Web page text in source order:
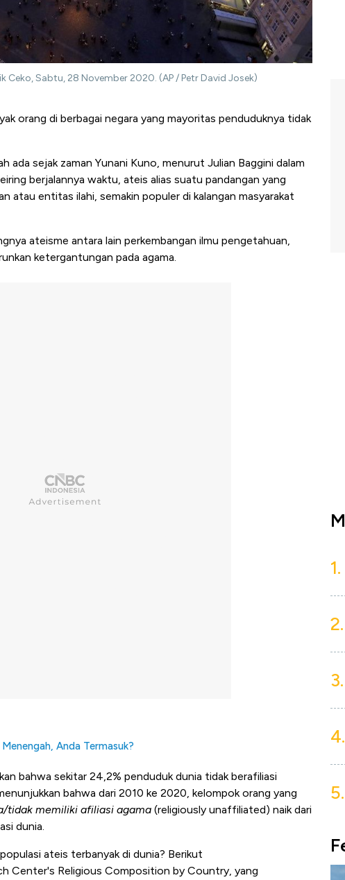
Ceko, Sabtu, 28 November 2020. (AP / Petr David Josek)
orang di berbagai negara yang mayoritas penduduknya tidak
ada sejak zaman Yunani Kuno, menurut Julian Baggini dalam
berjalannya waktu, ateis alias suatu pandangan yang
atau entitas ilahi, semakin populer di kalangan masyarakat
ateisme antara lain perkembangan ilmu pengetahuan,
ketergantungan pada agama.
Anda Termasuk?
bahwa sekitar 24,2% penduduk dunia tidak berafiliasi
bahwa dari 2010 ke 2020, kelompok orang yang
tidak memiliki afiliasi agama (religiously unaffiliated) naik dari
dunia.
ateis terbanyak di dunia? Berikut
Center's Religious Composition by Country, yang
1.
2.
3.
4.
5.